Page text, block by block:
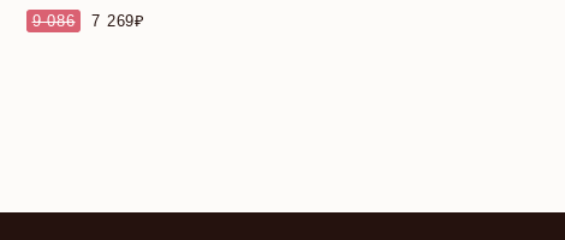
9 086 7 269